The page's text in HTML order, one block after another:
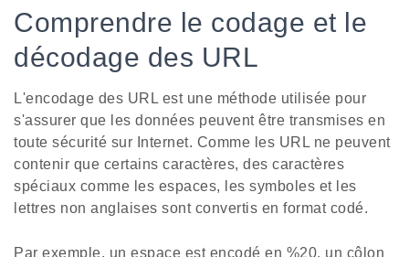
Comprendre le codage et le
décodage des URL
L'encodage des URL est une méthode utilisée pour
s'assurer que les données peuvent être transmises en
toute sécurité sur Internet. Comme les URL ne peuvent
contenir que certains caractères, des caractères
spéciaux comme les espaces, les symboles et les
lettres non anglaises sont convertis en format codé.
Par exemple, un espace est encodé en %20, un côlon